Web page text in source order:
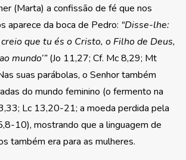
(Marta) a confissão de fé que nos
aparece da boca de Pedro: “Disse-lhe:
creio que tu és o Cristo, o Filho de Deus,
mundo’”(Jo 11,27; Cf. Mc 8,29; Mt
suas parábolas, o Senhor também
do mundo feminino (o fermento na
Lc 13,20-21; a moeda perdida pela
10), mostrando que a linguagem de
também era para as mulheres.